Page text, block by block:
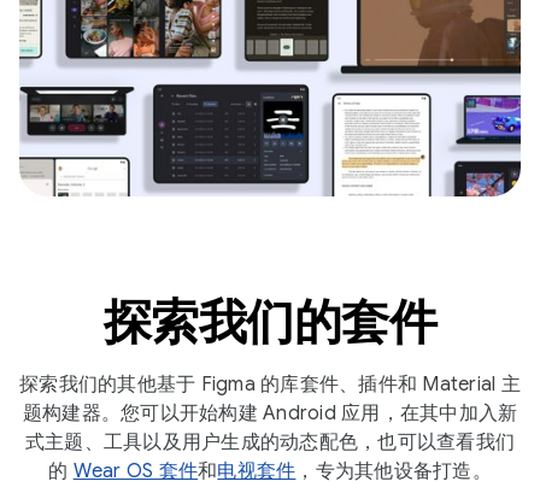
探索我们的套件
探索我们的其他基于 Figma 的库套件、插件和 Material 主
题构建器。您可以开始构建 Android 应用，在其中加入新
式主题、工具以及用户生成的动态配色，也可以查看我们
的 Wear OS 套件和电视套件 ，专为其他设备打造。